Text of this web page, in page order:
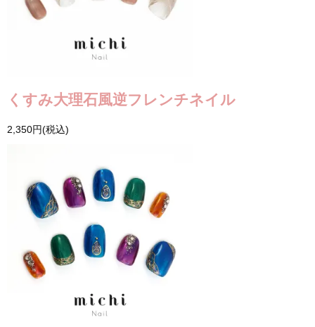
くすみ大理石風逆フレンチネイル
2,350円(税込)